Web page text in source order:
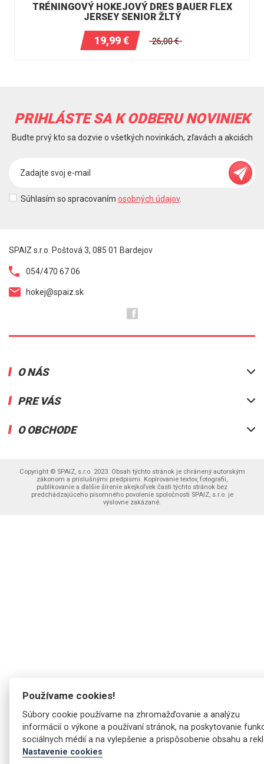
TRÉNINGOVÝ HOKEJOVÝ DRES BAUER FLEX
JERSEY SENIOR ŽLTÝ
19,99€ 26,00€
PRIHLÁSTE SA K ODBERU NOVINIEK
Budte prvý kto sa dozvie o všetkých novinkách, zľavách a akciách
Súhlasím so spracovaním osobných údajov.
SPAIZ s.r.o. Poštová 3, 085 01 Bardejov
054/470 67 06
hokej@spaiz.sk
O NÁS
Prezentácia predajní
Kontakt
Brúsenie korčúľ
Otváracie hodiny
PRE VÁS
Info ponuka
Vernostný program
Registrácia
Zabudli ste heslo
Najnovšie pridané na stránku
O OBCHODE
Odstúpenie od zmluvy
Ochrana osobných údajov
Copyright © SPAIZ, s.r.o. 2023. Obsah týchto stránok je chránený autorským
zákonom a príslušnými predpismi. Kopírovanie textov, fotografii,
publikovanie a ďalšie šírenie akejkoľvek časti týchto stránok bez
predchádzajúceho písomného povolenie spoločnosti SPAIZ, s.r.o. je
výslovne zakázané.
Používame cookies!
Súbory cookie používame na zhromažďovanie a analýzu
informácií o výkone a používaní stránok, na poskytovanie
sociálnych médií a na vylepšenie a prispôsobenie obsahu a
Nastavenie cookies